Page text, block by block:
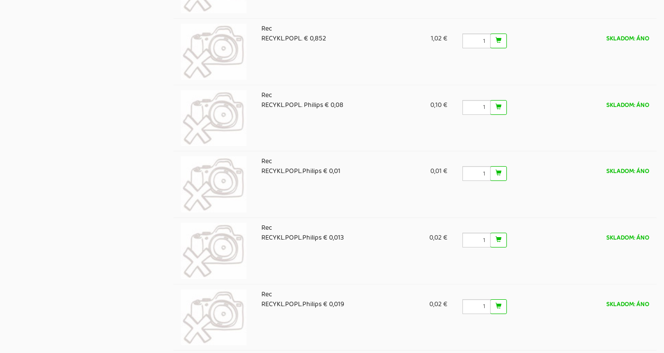
Rec
RECYKL.POPL. € 0,852
1,02 € SKLADOM: ÁNO
Rec
RECYKL.POPL. Philips € 0,08
0,10 € SKLADOM: ÁNO
Rec
RECYKL.POPL.Philips € 0,01
0,01 € SKLADOM: ÁNO
Rec
RECYKL.POPL.Philips € 0,013
0,02 € SKLADOM: ÁNO
Rec
RECYKL.POPL.Philips € 0,019
0,02 € SKLADOM: ÁNO